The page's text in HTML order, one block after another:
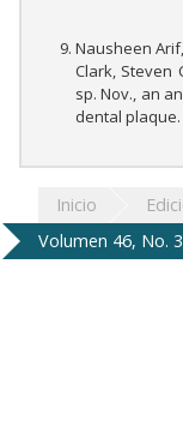
Nausheen
Clark, Steven
sp. Nov., an
dental plaque.
Inicio
Volumen 46, No.